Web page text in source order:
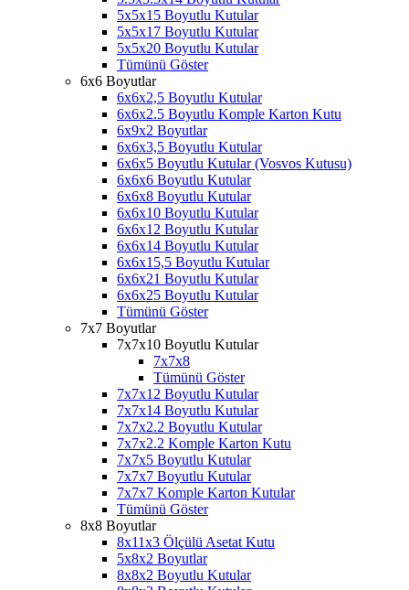
5x5x15 Boyutlu Kutular
5x5x17 Boyutlu Kutular
5x5x20 Boyutlu Kutular
Tümünü Göster
6x6 Boyutlar
6x6x2,5 Boyutlu Kutular
6x6x2.5 Boyutlu Komple Karton Kutu
6x9x2 Boyutlar
6x6x3,5 Boyutlu Kutular
6x6x5 Boyutlu Kutular (Vosvos Kutusu)
6x6x6 Boyutlu Kutular
6x6x8 Boyutlu Kutular
6x6x10 Boyutlu Kutular
6x6x12 Boyutlu Kutular
6x6x14 Boyutlu Kutular
6x6x15,5 Boyutlu Kutular
6x6x21 Boyutlu Kutular
6x6x25 Boyutlu Kutular
Tümünü Göster
7x7 Boyutlar
7x7x10 Boyutlu Kutular
7x7x8
Tümünü Göster
7x7x12 Boyutlu Kutular
7x7x14 Boyutlu Kutular
7x7x2.2 Boyutlu Kutular
7x7x2.2 Komple Karton Kutu
7x7x5 Boyutlu Kutular
7x7x7 Boyutlu Kutular
7x7x7 Komple Karton Kutular
Tümünü Göster
8x8 Boyutlar
8x11x3 Ölçülü Asetat Kutu
5x8x2 Boyutlar
8x8x2 Boyutlu Kutular